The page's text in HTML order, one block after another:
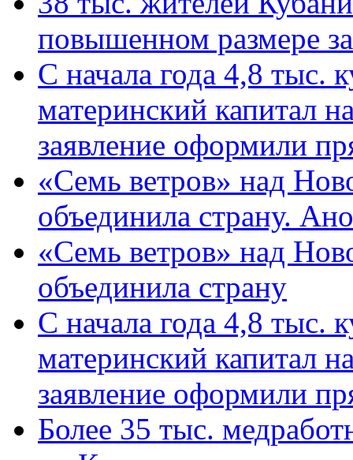
повышенном размере
С начала года 4,8 тыс.
материнский капитал
заявление оформили
«Семь ветров» над
объединила страну.
«Семь ветров» над
объединила страну
С начала года 4,8 тыс.
материнский капитал
заявление оформили
Более 35 тыс.